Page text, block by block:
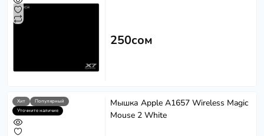
250сом
Хит
Популярный
Уточните наличие
Мышка Apple A1657 Wireless Magic
Mouse 2 White